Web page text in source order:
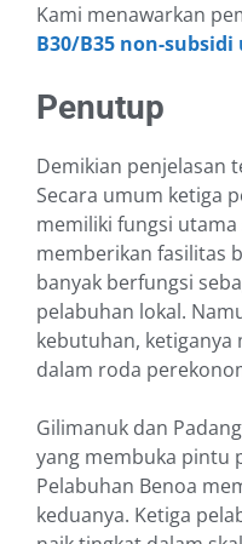
Kami menawarkan
B30/B35 non-
Penutup
Demikian penjelasan
Secara umum ketiga
memiliki fungsi
memberikan fasilitas
banyak berfungsi
pelabuhan lokal.
kebutuhan,
dalam roda
Gilimanuk dan
yang membuka pintu
Pelabuhan Benoa
keduanya. Ketiga